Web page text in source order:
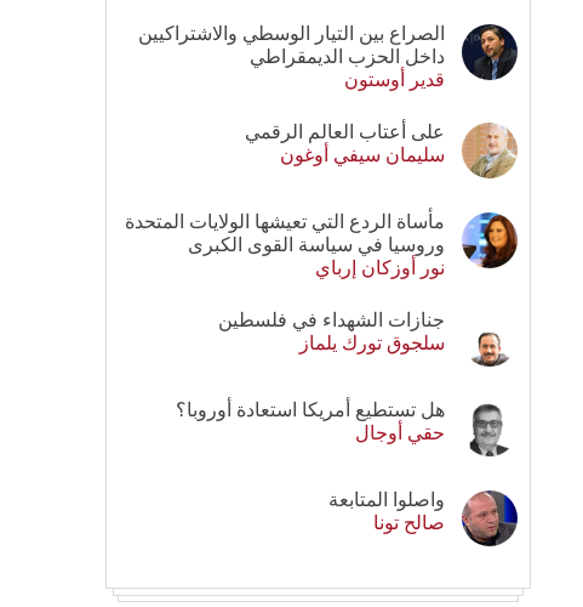
الصراع بين التيار الوسطي والاشتراكيين
داخل الحزب الديمقراطي
قدير أوستون
على أعتاب العالم الرقمي
سليمان سيفي أوغون
مأساة الردع التي تعيشها الولايات المتحدة
وروسيا في سياسة القوى الكبرى
نور أوزكان إرباي
جنازات الشهداء في فلسطين
سلجوق تورك يلماز
هل تستطيع أمريكا استعادة أوروبا؟
حقي أوجال
واصلوا المتابعة
صالح تونا